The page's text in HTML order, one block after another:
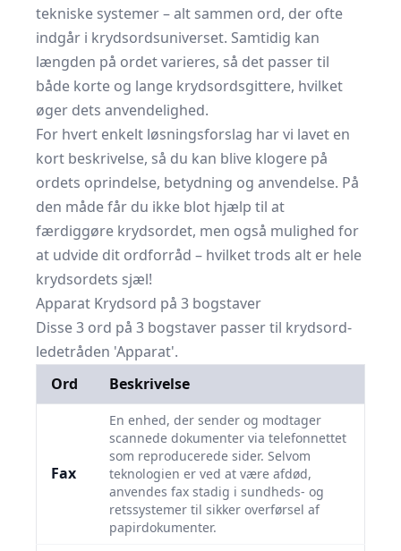
tekniske systemer – alt sammen ord, der ofte
indgår i krydsordsuniverset. Samtidig kan
længden på ordet varieres, så det passer til
både korte og lange krydsordsgittere, hvilket
øger dets anvendelighed.
For hvert enkelt løsningsforslag har vi lavet en
kort beskrivelse, så du kan blive klogere på
ordets oprindelse, betydning og anvendelse. På
den måde får du ikke blot hjælp til at
færdiggøre krydsordet, men også mulighed for
at udvide dit ordforråd – hvilket trods alt er hele
krydsordets sjæl!
Apparat Krydsord på 3 bogstaver
Disse 3 ord på 3 bogstaver passer til krydsord-
ledetråden 'Apparat'.
Ord
Beskrivelse
Fax
En enhed, der sender og modtager
scannede dokumenter via telefonnettet
som reproducerede sider. Selvom
teknologien er ved at være afdød,
anvendes fax stadig i sundheds- og
retssystemer til sikker overførsel af
papirdokumenter.